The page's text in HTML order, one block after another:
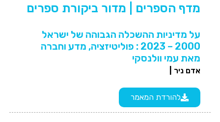
מדף הספרים | מדור ביקורת ספרים
על מדיניות ההשכלה הגבוהה של ישראל
2000 – 2023 : פוליטיזציה, מדע וחברה
מאת עמי וולנסקי
אדם ניר |
להורדת המאמר